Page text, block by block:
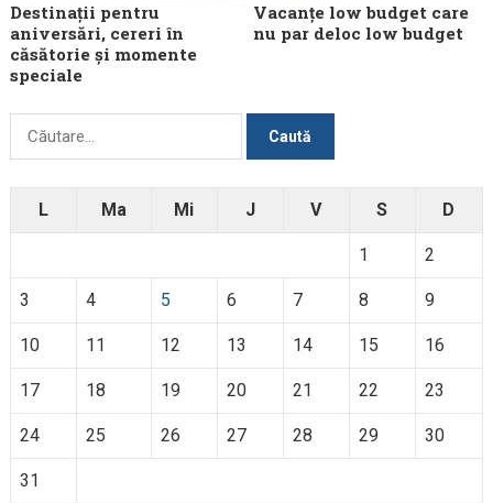
Destinații pentru
aniversări, cereri în
căsătorie și momente
speciale
Vacanțe low budget care
nu par deloc low budget
Caută
L Ma Mi J V S D
1 2
3 4 5 6 7 8 9
10 11 12 13 14 15 16
17 18 19 20 21 22 23
24 25 26 27 28 29 30
31